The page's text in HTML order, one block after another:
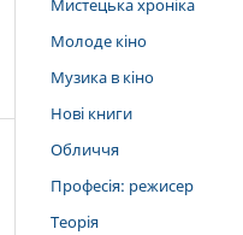
Мистецька хроніка
Молоде кіно
Музика в кіно
Нові книги
Обличчя
Професія: режисер
Теорія